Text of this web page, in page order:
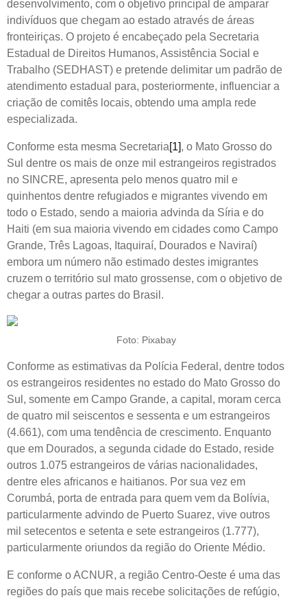
desenvolvimento, com o objetivo principal de amparar
indivíduos que chegam ao estado através de áreas
fronteiriças. O projeto é encabeçado pela Secretaria
Estadual de Direitos Humanos, Assistência Social e
Trabalho (SEDHAST) e pretende delimitar um padrão de
atendimento estadual para, posteriormente, influenciar a
criação de comitês locais, obtendo uma ampla rede
especializada.
Conforme esta mesma Secretaria[1], o Mato Grosso do
Sul dentre os mais de onze mil estrangeiros registrados
no SINCRE, apresenta pelo menos quatro mil e
quinhentos dentre refugiados e migrantes vivendo em
todo o Estado, sendo a maioria advinda da Síria e do
Haiti (em sua maioria vivendo em cidades como Campo
Grande, Três Lagoas, Itaquiraí, Dourados e Naviraí)
embora um número não estimado destes imigrantes
cruzem o território sul mato grossense, com o objetivo de
chegar a outras partes do Brasil.
Foto: Pixabay
Conforme as estimativas da Polícia Federal, dentre todos
os estrangeiros residentes no estado do Mato Grosso do
Sul, somente em Campo Grande, a capital, moram cerca
de quatro mil seiscentos e sessenta e um estrangeiros
(4.661), com uma tendência de crescimento. Enquanto
que em Dourados, a segunda cidade do Estado, reside
outros 1.075 estrangeiros de várias nacionalidades,
dentre eles africanos e haitianos. Por sua vez em
Corumbá, porta de entrada para quem vem da Bolívia,
particularmente advindo de Puerto Suarez, vive outros
mil setecentos e setenta e sete estrangeiros (1.777),
particularmente oriundos da região do Oriente Médio.
E conforme o ACNUR, a região Centro-Oeste é uma das
regiões do país que mais recebe solicitações de refúgio,